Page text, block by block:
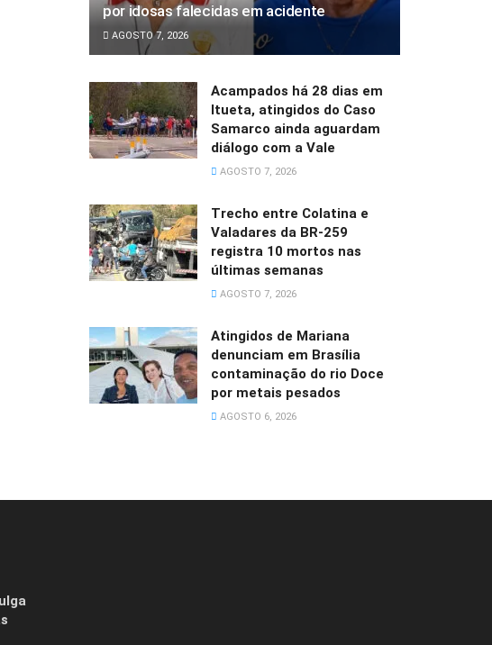
por idosas falecidas em acidente
AGOSTO 7, 2026
Acampados há 28 dias em
Itueta, atingidos do Caso
Samarco ainda aguardam
diálogo com a Vale
AGOSTO 7, 2026
Trecho entre Colatina e
Valadares da BR-259
registra 10 mortos nas
últimas semanas
AGOSTO 7, 2026
Atingidos de Mariana
denunciam em Brasília
contaminação do rio Doce
por metais pesados
AGOSTO 6, 2026